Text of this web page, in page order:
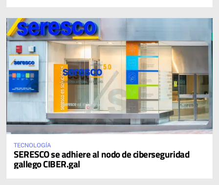
TECNOLOGÍA
SERESCO se adhiere al nodo de ciberseguridad
gallego CIBER.gal